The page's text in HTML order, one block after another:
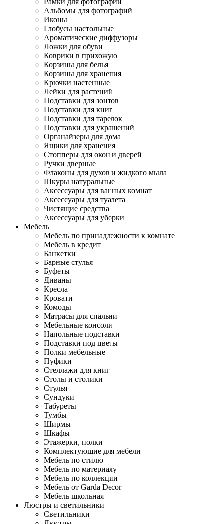
Рамки для фотографий
Альбомы для фотографий
Иконы
Глобусы настольные
Ароматические диффузоры
Ложки для обуви
Коврики в прихожую
Корзины для белья
Корзины для хранения
Крючки настенные
Лейки для растений
Подставки для зонтов
Подставки для книг
Подставки для тарелок
Подставки для украшений
Органайзеры для дома
Ящики для хранения
Стопперы для окон и дверей
Ручки дверные
Флаконы для духов и жидкого мыла
Шкуры натуральные
Аксессуары для ванных комнат
Аксессуары для туалета
Чистящие средства
Аксессуары для уборки
Мебель
Мебель по принадлежности к комнате
Мебель в кредит
Банкетки
Барные стулья
Буфеты
Диваны
Кресла
Кровати
Комоды
Матрасы для спальни
Мебельные консоли
Напольные подставки
Подставки под цветы
Полки мебельные
Пуфики
Стеллажи для книг
Столы и столики
Стулья
Сундуки
Табуреты
Тумбы
Ширмы
Шкафы
Этажерки, полки
Комплектующие для мебели
Мебель по стилю
Мебель по материалу
Мебель по коллекции
Мебель от Garda Decor
Мебель школьная
Люстры и светильники
Светильники